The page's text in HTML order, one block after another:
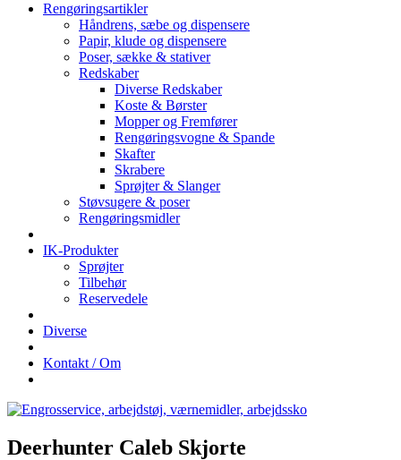
Rengøringsartikler
Håndrens, sæbe og dispensere
Papir, klude og dispensere
Poser, sække & stativer
Redskaber
Diverse Redskaber
Koste & Børster
Mopper og Fremfører
Rengøringsvogne & Spande
Skafter
Skrabere
Sprøjter & Slanger
Støvsugere & poser
Rengøringsmidler
IK-Produkter
Sprøjter
Tilbehør
Reservedele
Diverse
Kontakt / Om
Deerhunter Caleb Skjorte